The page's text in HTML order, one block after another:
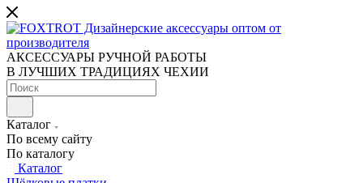
АКСЕССУАРЫ РУЧНОЙ РАБОТЫ
В ЛУЧШИХ ТРАДИЦИЯХ ЧЕХИИ
Каталог
По всему сайту
По каталогу
Каталог